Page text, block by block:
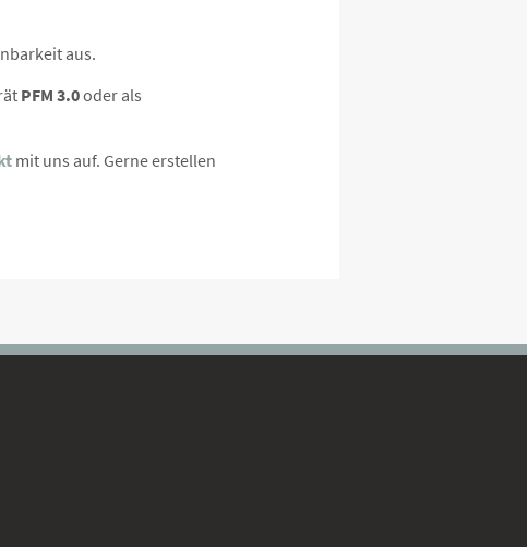
aus.
PFM 3.0oder als
mit uns auf. Gerne erstellen